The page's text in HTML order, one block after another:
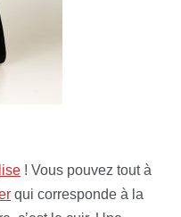
! Vous pouvez tout à
qui corresponde à la